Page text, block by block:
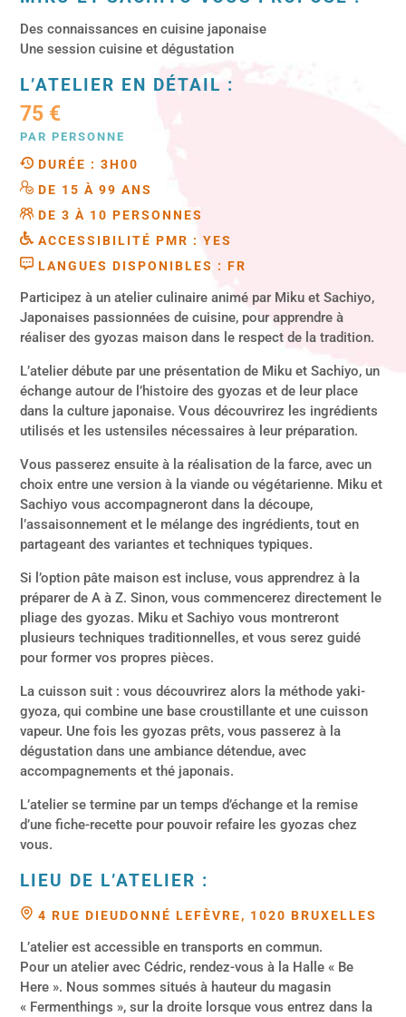
Des connaissances en cuisine japonaise
Une session cuisine et dégustation
L’ATELIER EN DÉTAIL :
75 €
PAR PERSONNE
DURÉE : 3H00
DE 15 À 99 ANS
DE 3 À 10 PERSONNES
ACCESSIBILITÉ PMR : YES
LANGUES DISPONIBLES : FR
Participez à un atelier culinaire animé par Miku et Sachiyo,
Japonaises passionnées de cuisine, pour apprendre à
réaliser des gyozas maison dans le respect de la tradition.
L’atelier débute par une présentation de Miku et Sachiyo, un
échange autour de l’histoire des gyozas et de leur place
dans la culture japonaise. Vous découvrirez les ingrédients
utilisés et les ustensiles nécessaires à leur préparation.
Vous passerez ensuite à la réalisation de la farce, avec un
choix entre une version à la viande ou végétarienne. Miku et
Sachiyo vous accompagneront dans la découpe,
l’assaisonnement et le mélange des ingrédients, tout en
partageant des variantes et techniques typiques.
Si l’option pâte maison est incluse, vous apprendrez à la
préparer de A à Z. Sinon, vous commencerez directement le
pliage des gyozas. Miku et Sachiyo vous montreront
plusieurs techniques traditionnelles, et vous serez guidé
pour former vos propres pièces.
La cuisson suit : vous découvrirez alors la méthode yaki-
gyoza, qui combine une base croustillante et une cuisson
vapeur. Une fois les gyozas prêts, vous passerez à la
dégustation dans une ambiance détendue, avec
accompagnements et thé japonais.
L’atelier se termine par un temps d’échange et la remise
d’une fiche-recette pour pouvoir refaire les gyozas chez
vous.
LIEU DE L’ATELIER :
4 RUE DIEUDONNÉ LEFÈVRE, 1020 BRUXELLES
L’atelier est accessible en transports en commun.
Pour un atelier avec Cédric, rendez-vous à la Halle « Be
Here ». Nous sommes situés à hauteur du magasin
« Fermenthings », sur la droite lorsque vous entrez dans la